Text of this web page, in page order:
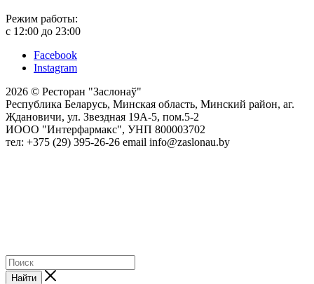
Режим работы:
с 12:00 до 23:00
Facebook
Instagram
2026 © Ресторан "Заслонаў"
Республика Беларусь, Минская область, Минский район, аг.
Ждановичи, ул. Звездная 19А-5, пом.5-2
ИООО "Интерфармакс", УНП 800003702
тел: +375 (29) 395-26-26 email info@zaslonau.by
Найти